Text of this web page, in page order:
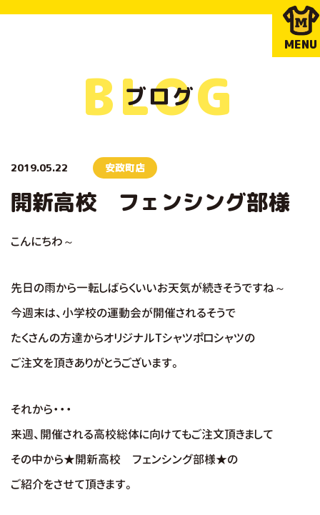
MENU
ブログ
BLOG
2019.05.22 安政町店
開新高校 フェンシング部様
こんにちわ～
先日の雨から一転しばらくいいお天気が続きそうですね～
今週末は、小学校の運動会が開催されるそうで
たくさんの方達からオリジナルTシャツポロシャツの
ご注文を頂きありがとうございます。
それから・・・
来週、開催される高校総体に向けてもご注文頂きまして
その中から★開新高校 フェンシング部様★の
ご紹介をさせて頂きます。